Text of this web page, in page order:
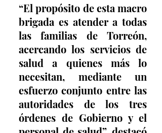
“El propósito de esta macro
brigada es atender a todas
las familias de Torreón,
acercando los servicios de
salud a quienes más lo
necesitan, mediante un
esfuerzo conjunto entre las
autoridades de los tres
órdenes de Gobierno y el